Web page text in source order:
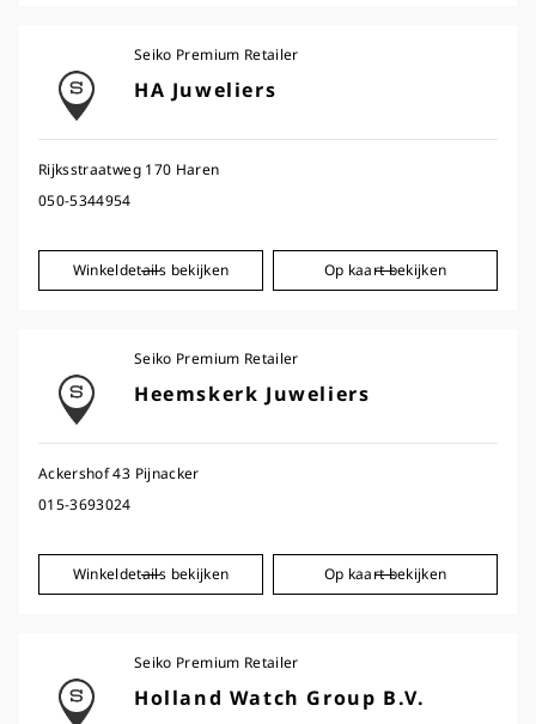
Seiko Premium Retailer
HA Juweliers
Rijksstraatweg 170 Haren
050-5344954
Winkeldetails bekijken Op kaart bekijken
Seiko Premium Retailer
Heemskerk Juweliers
Ackershof 43 Pijnacker
015-3693024
Winkeldetails bekijken Op kaart bekijken
Seiko Premium Retailer
Holland Watch Group B.V.